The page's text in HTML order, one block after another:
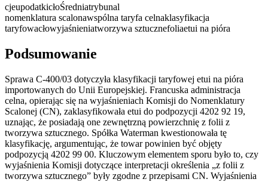
cjeupodatkicłoŚredniatrybunal
nomenklatura scalonawspólna taryfa celnaklasyfikacja
taryfowacłowyjaśnieniatworzywa sztucznefoliaetui na pióra
Podsumowanie
Sprawa C-400/03 dotyczyła klasyfikacji taryfowej etui na pióra
importowanych do Unii Europejskiej. Francuska administracja
celna, opierając się na wyjaśnieniach Komisji do Nomenklatury
Scalonej (CN), zaklasyfikowała etui do podpozycji 4202 92 19,
uznając, że posiadają one zewnętrzną powierzchnię z folii z
tworzywa sztucznego. Spółka Waterman kwestionowała tę
klasyfikację, argumentując, że towar powinien być objęty
podpozycją 4202 99 00. Kluczowym elementem sporu było to, czy
wyjaśnienia Komisji dotyczące interpretacji określenia „z folii z
tworzywa sztucznego” były zgodne z przepisami CN. Wyjaśnienia